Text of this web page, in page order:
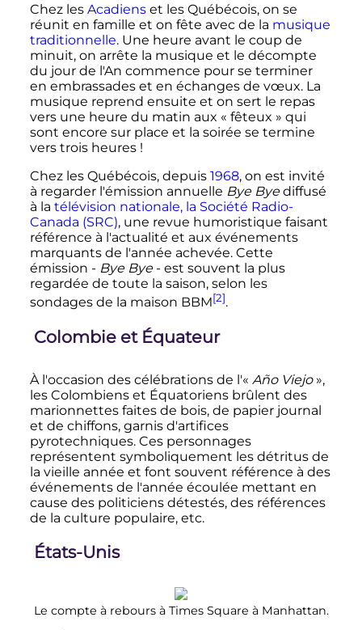
Chez les Acadienset les Québécois, on se
réunit en famille et on fête avec de la musique
traditionnelle. Une heure avant le coup de
minuit, on arrête la musique et le décompte
du jour de l'An commence pour se terminer
en embrassades et en échanges de vœux. La
musique reprend ensuite et on sert le repas
vers une heure du matin aux « fêteux » qui
sont encore sur place et la soirée se termine
vers trois heures !
Chez les Québécois, depuis 1968, on est invité
à regarder l'émission annuelle Bye Byediffusé
à la télévision nationale, la Société Radio-
Canada (SRC), une revue humoristique faisant
référence à l'actualité et aux événements
marquants de l'année achevée. Cette
émission - Bye Bye- est souvent la plus
regardée de toute la saison, selon les
sondages de la maison BBM[2].
Colombie et Équateur
À l'occasion des célébrations de l'« Año Viejo »,
les Colombiens et Équatoriens brûlent des
marionnettes faites de bois, de papier journal
et de chiffons, garnis d'artifices
pyrotechniques. Ces personnages
représentent symboliquement les détritus de
la vieille année et font souvent référence à des
événements de l'année écoulée mettant en
cause des politiciens détestés, des références
de la culture populaire, etc.
États-Unis
Le compte à rebours à Times Square à Manhattan.